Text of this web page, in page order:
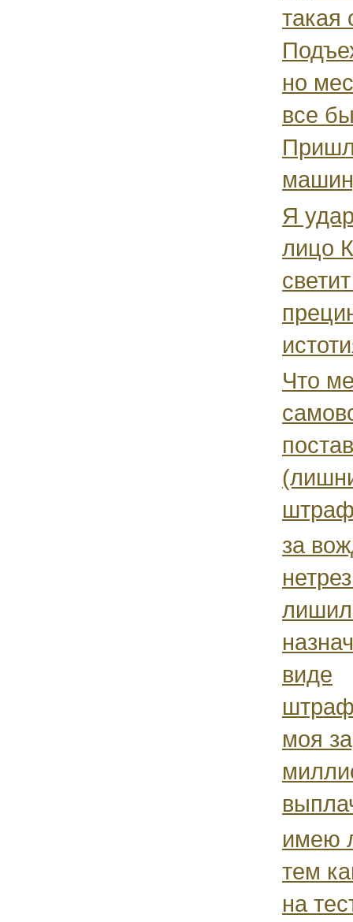
такая
но
все
Я
лицо
Что
за
виде
моя
имею
тем
на